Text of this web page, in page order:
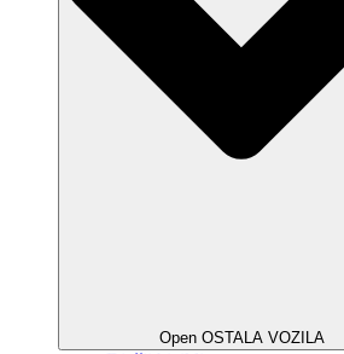
Open OSTALA VOZILA